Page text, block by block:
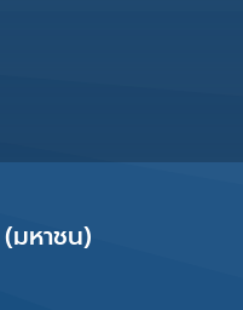
มหาชน)